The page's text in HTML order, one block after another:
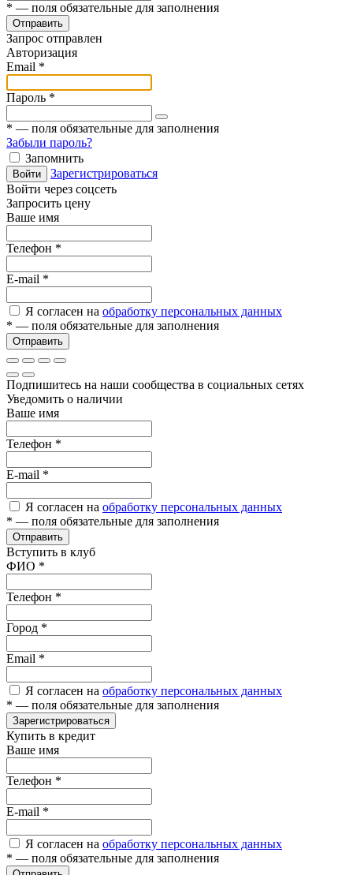
* — поля обязательные для заполнения
Отправить
Запрос отправлен
Авторизация
Email *
Пароль *
* — поля обязательные для заполнения
Забыли пароль?
Запомнить
Войти
Зарегистрироваться
Войти через соцсеть
Запросить цену
Ваше имя
Телефон *
E-mail *
Я согласен на обработку персональных данных
* — поля обязательные для заполнения
Отправить
Подпишитесь на наши сообщества в социальных сетях
Уведомить о наличии
Ваше имя
Телефон *
E-mail *
Я согласен на обработку персональных данных
* — поля обязательные для заполнения
Отправить
Вступить в клуб
ФИО *
Телефон *
Город *
Email *
Я согласен на обработку персональных данных
* — поля обязательные для заполнения
Зарегистрироваться
Купить в кредит
Ваше имя
Телефон *
E-mail *
Я согласен на обработку персональных данных
* — поля обязательные для заполнения